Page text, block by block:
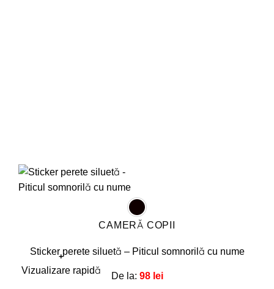
+
Acest
Vizualizare rapidă
CAMERĂ COPII
Sticker perete siluetă – Piticul somnorilă cu nume
De la: 98 lei